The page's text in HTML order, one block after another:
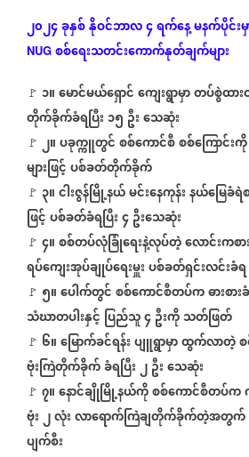
၂၀၂၄ခုနှစ်နိုဝင်ဘာလ၄ရက်နေ့မနက်ပိုင်း
NUG စစ်ရေးသတင်းကောက်နုတ်ချက်များ
🚩 ၁။မောင်မယ်ရှောင်ကျေးရွာမှာတပ်စွဲထာ
တိုက်ခိုက်ခံရပြီး၁၅ ဦးသေဆုံး
🚩 ၂။ပခုက္ကူတွင်စစ်ကောင်စီစစ်ကြောင်းကို
များဖြင့်ပစ်ခတ်တိုက်ခိုက်
🚩 ၃။ငါးဇွန်မြို့နယ်မင်းနေကုန်းနယ်မြေခံရဲ
ဖြင့်ပစ်ခတ်ခံရပြီး၄ဦးသေဆုံး
🚩 ၄။စစ်တပ်လုံခြုံရေးနဲ့လုပ်တဲ့လောင်းကစာ
ရပ်ကျေးအုပ်ချုပ်ရေးမှူးပစ်ခတ်ရှင်းလင်းခံရ
🚩 ၅။ပေါက်တွင်စစ်ကောင်စီတပ်ကဓားစာ
သံဃာတပါးနှင့် ပြည်သူ၄ဦးကိုသတ်ဖြတ်
🚩 ၆။မြောက်ခင်ရန်းပျူရွာမှာထွက်လာတဲ့
ဗုံးကြဲတိုက်ခိုက်ခံရပြီး၂ဦးသေဆုံး
🚩 ၇။နောင်ချိုမြို့နယ်ကိုစစ်ကောင်စီတပ်က
ဗုံး၂လုံးလာရောက်ကြဲချတိုက်ခိုက်တဲ့အတွက်
ပျက်စီး